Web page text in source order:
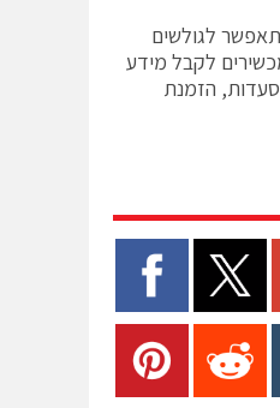
אפליקציית REST תאפשר לגולשים
לקבל מידע
הזמנת